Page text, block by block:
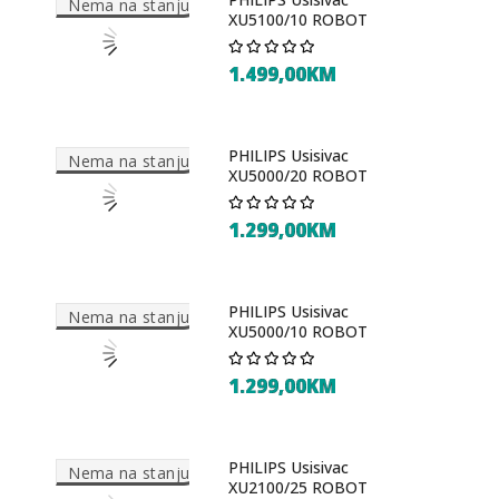
WPNEI74ASWIFI
799,00KM
INDESIT Ves masina
MTWA81484W EU
619,00KM
GORENJE Ves masina
WPNEI14ASWIFI
1.199,00KM 845,00KM
Nema na stanju
GORENJE Ves masina
WNS94A1TWIFI
Nema na stanju
XU5100/10 ROBOT
1.499,00KM
Nema na stanju
PHILIPS Usisivac
XU5000/20 ROBOT
1.299,00KM
Nema na stanju
PHILIPS Usisivac
XU5000/10 ROBOT
1.299,00KM
Nema na stanju
PHILIPS Usisivac
XU2100/25 ROBOT